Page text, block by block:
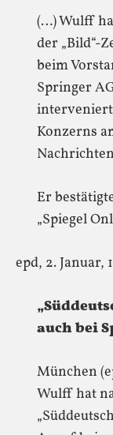
(…) Wulff
der „Bild“-
beim
Springer
Konzerns
Er
„Spiegel
epd, 2. Januar,
auch bei
München
Wulff hat